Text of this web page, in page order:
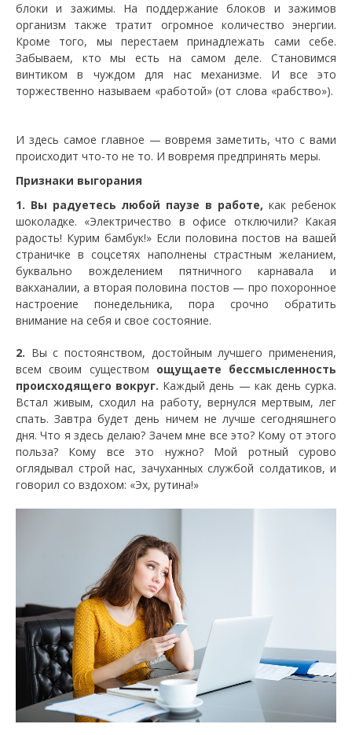
блоки и зажимы. На поддержание блоков и зажимов
организм также тратит огромное количество энергии.
Кроме того, мы перестаем принадлежать сами себе.
Забываем, кто мы есть на самом деле. Становимся
винтиком в чуждом для нас механизме. И все это
торжественно называем «работой» (от слова «рабство»).
И здесь самое главное — вовремя заметить, что с вами
происходит что-то не то. И вовремя предпринять меры.
Признаки выгорания
1. Вы радуетесь любой паузе в работе, как ребенок
шоколадке. «Электричество в офисе отключили? Какая
радость! Курим бамбук!» Если половина постов на вашей
страничке в соцсетях наполнены страстным желанием,
буквально вожделением пятничного карнавала и
вакханалии, а вторая половина постов — про похоронное
настроение понедельника, пора срочно обратить
внимание на себя и свое состояние.
2. Вы с постоянством, достойным лучшего применения,
всем своим существом ощущаете бессмысленность
происходящего вокруг. Каждый день — как день сурка.
Встал живым, сходил на работу, вернулся мертвым, лег
спать. Завтра будет день ничем не лучше сегодняшнего
дня. Что я здесь делаю? Зачем мне все это? Кому от этого
польза? Кому все это нужно? Мой ротный сурово
оглядывал строй нас, зачуханных службой солдатиков, и
говорил со вздохом: «Эх, рутина!»